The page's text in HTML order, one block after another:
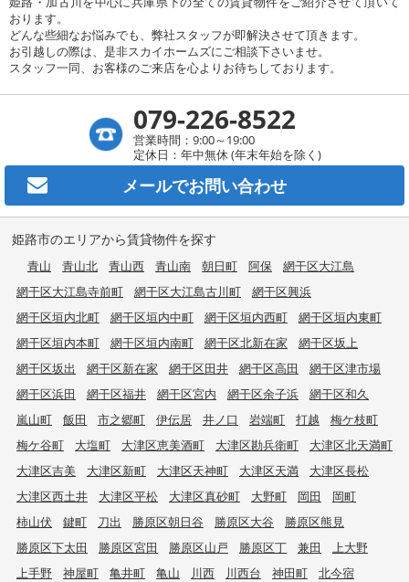
おります。
どんな些細なお悩みでも、弊社スタッフが即解決させて頂きます。
お引越しの際は、是非スカイホームズにご相談下さいませ。
スタッフ一同、お客様のご来店を心よりお待ちしております。
079-226-8522
営業時間：9:00～19:00
定休日：年中無休 (年末年始を除く)
メールでお問い合わせ
姫路市のエリアから賃貸物件を探す
青山 青山北 青山西 青山南 朝日町 阿保
網干区大江島
網干区大江島寺前町
網干区大江島古川町
網干区興浜
網干区垣内北町
網干区垣内中町 網干区垣内西町
網干区垣内東町
網干区垣内本町
網干区垣内南町 網干区北新在家
網干区坂上
網干区坂出
網干区新在家 網干区田井 網干区高田
網干区津市場
網干区浜田
網干区福井 網干区宮内 網干区余子浜
網干区和久
嵐山町
飯田 市之郷町 伊伝居 井ノ口 岩端町 打越
梅ケ枝町
梅ケ谷町
大塩町 大津区恵美酒町 大津区勘兵衛町
大津区北天満町
大津区吉美
大津区新町 大津区天神町 大津区天満
大津区長松
大津区西土井
大津区平松 大津区真砂町 大野町 岡田
岡町
柿山伏
鍵町 刀出 勝原区朝日谷 勝原区大谷
勝原区熊見
勝原区下太田
勝原区宮田 勝原区山戸 勝原区丁 兼田
上大野
上手野
神屋町 亀井町 亀山 川西 川西台 神田町
北今宿